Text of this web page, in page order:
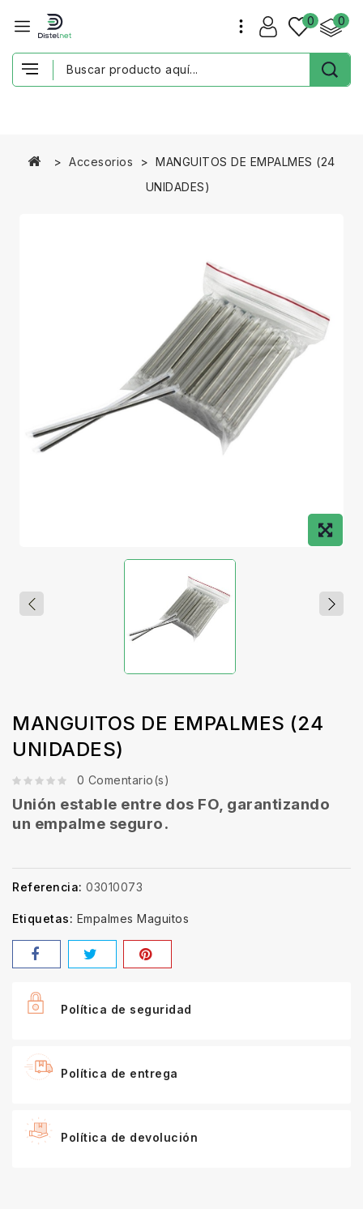
0
0
Accesorios
MANGUITOS DE EMPALMES (24
UNIDADES)
MANGUITOS DE EMPALMES (24
UNIDADES)
0 Comentario(s)
Unión estable entre dos FO, garantizando
un empalme seguro.
Referencia: 03010073
Etiquetas: Empalmes Maguitos
Política de seguridad
Política de entrega
Política de devolución